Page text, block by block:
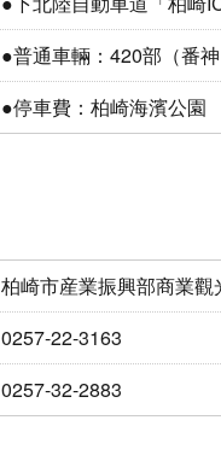
●普通車輛：420部（番
●停車費：柏崎海濱公園
柏崎市産業振興部商業觀
0257-22-3163
0257-32-2883